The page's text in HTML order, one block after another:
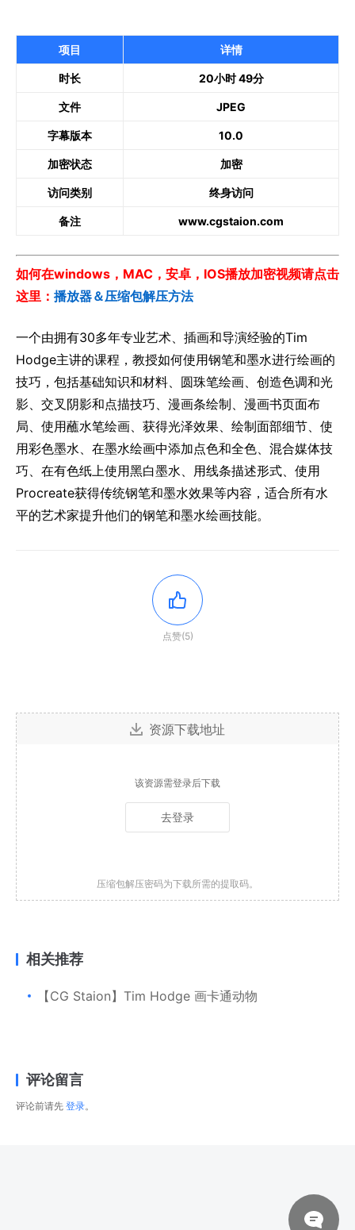
项目 详情
时长 20小时 49分
文件 JPEG
字幕版本 10.0
加密状态 加密
访问类别 终身访问
备注 www.cgstaion.com
如何在windows，MAC，安卓，IOS播放加密视频请点击
这里： 播放器＆压缩包解压方法
一个由拥有30多年专业艺术、插画和导演经验的Tim
Hodge主讲的课程，教授如何使用钢笔和墨水进行绘画的
技巧，包括基础知识和材料、圆珠笔绘画、创造色调和光
影、交叉阴影和点描技巧、漫画条绘制、漫画书页面布
局、使用蘸水笔绘画、获得光泽效果、绘制面部细节、使
用彩色墨水、在墨水绘画中添加点色和全色、混合媒体技
巧、在有色纸上使用黑白墨水、用线条描述形式、使用
Procreate获得传统钢笔和墨水效果等内容，适合所有水
平的艺术家提升他们的钢笔和墨水绘画技能。
点赞(5)
资源下载地址
该资源需登录后下载
去登录
压缩包解压密码为下载所需的提取码。
相关推荐
【CG Staion】Tim Hodge 画卡通动物
评论留言
评论前请先 登录。